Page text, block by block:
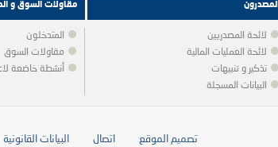
المصدرون
لائحة المصدريين
لائحة العمليات المالية
تذكير و تنبيهات
البيانات المسجلة
مقاولات السوق و
المتدخلون
مقاولات السوق
أنشطة خاضعة
تصميم الموقع اتصال البيانات القانونية